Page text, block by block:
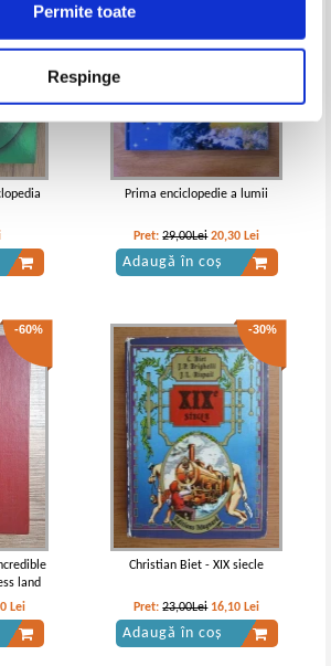
Permite toate
Respinge
Prima enciclopedie a lumii
Pret:29,00Lei 20,30 Lei
Adaugă în coș
-60%
land
Lei
-30%
Christian Biet - XIX siecle
Pret:23,00Lei 16,10 Lei
Adaugă în coș